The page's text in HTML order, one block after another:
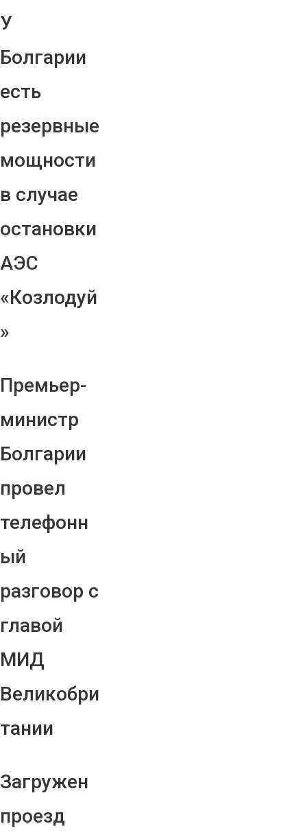
У
Болгарии
есть
резервные
мощности
в случае
остановки
АЭС
«Козлодуй
»
Премьер-
министр
Болгарии
провел
телефонн
ый
разговор с
главой
МИД
Великобри
тании
Загружен
проезд